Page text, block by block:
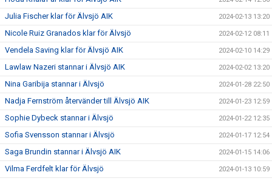
Julia Fischer klar för Älvsjö AIK 2024-02-13 13:20
Nicole Ruiz Granados klar för Älvsjö 2024-02-12 08:11
Vendela Saving klar för Älvsjö AIK 2024-02-10 14:29
Lawlaw Nazeri stannar i Älvsjö AIK 2024-02-02 13:20
Nina Garibija stannar i Älvsjö 2024-01-28 22:50
Nadja Fernström återvänder till Älvsjö AIK 2024-01-23 12:59
Sophie Dybeck stannar i Älvsjö 2024-01-22 12:35
Sofia Svensson stannar i Älvsjö 2024-01-17 12:54
Saga Brundin stannar i Älvsjö AIK 2024-01-15 14:06
Vilma Ferdfelt klar för Älvsjö 2024-01-13 10:59